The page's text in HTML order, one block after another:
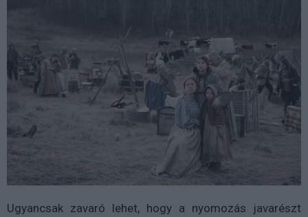
Ugyancsak zavaró lehet, hogy a nyomozás javarészt